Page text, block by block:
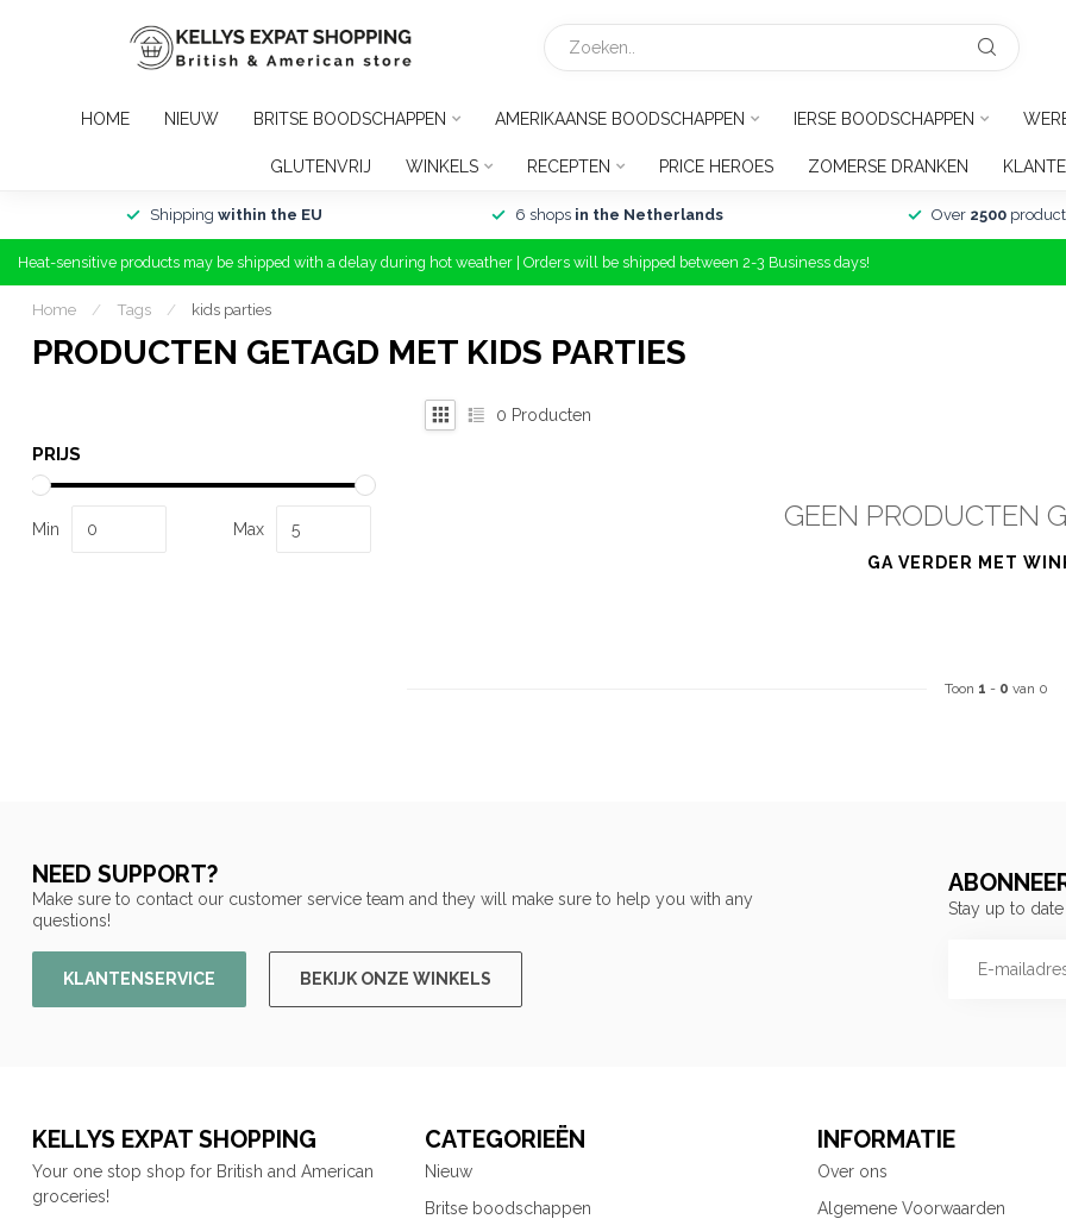
HOME NIEUW BRITSE BOODSCHAPPEN AMERIKAANSE BOODSCHAPPEN IERSE BOODSCHAPPEN
GLUTENVRIJ WINKELS RECEPTEN PRICE HEROES ZOMERSE DRANKEN
Shipping within the EU 6 shops in the Netherlands Over 2500
Heat-sensitive products may be shipped with a delay during hot weather | Orders will be shipped between 2-3 Business days!
Home / Tags / kids parties
PRODUCTEN GETAGD MET KIDS PARTIES
PRIJS
Min Max
0 Producten
GEEN PRODUCTEN
GA VERDER MET
Toon 1 - 0 van 0
NEED SUPPORT?
Make sure to contact our customer service team and they will make sure to help you with any
questions!
KLANTENSERVICE BEKIJK ONZE WINKELS
Stay up to
KELLYS EXPAT SHOPPING
Your one stop shop for British and American
groceries!
CATEGORIEËN
Nieuw
Britse boodschappen
INFORMATIE
Over ons
Algemene Voorwaarden